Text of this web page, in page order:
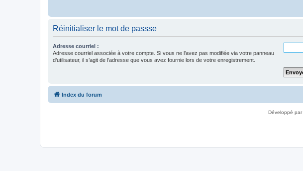
Réinitialiser le mot de passse
Adresse courriel :
Adresse courriel associée à votre compte. Si vous ne l’avez pas modifiée via votre panneau
d’utilisateur, il s’agit de l’adresse que vous avez fournie lors de votre enregistrement.
Index du forum
Développé par